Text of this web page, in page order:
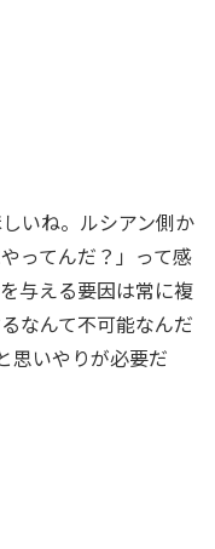
いね。ルシアン側か
ってんだ？」って感
与える要因は常に複
なんて不可能なんだ
思いやりが必要だ